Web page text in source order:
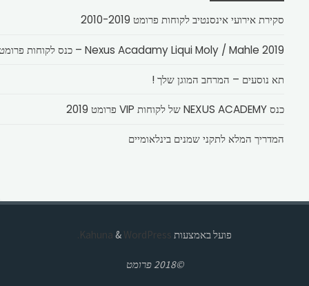
סקירת אירועי אינסנטיב לקוחות פרומט 2010-2019
Nexus Acadamy Liqui Moly / Mahle 2019 – כנס לקוחות פרומט
תא נוסעים – המרחב המוגן שלך !
כנס NEXUS ACADEMY של לקוחות VIP פרומט 2019
המדריך המלא לתקני שמנים בינלאומיים
פועל באמצעות & WordPress.
©2018 פרומט